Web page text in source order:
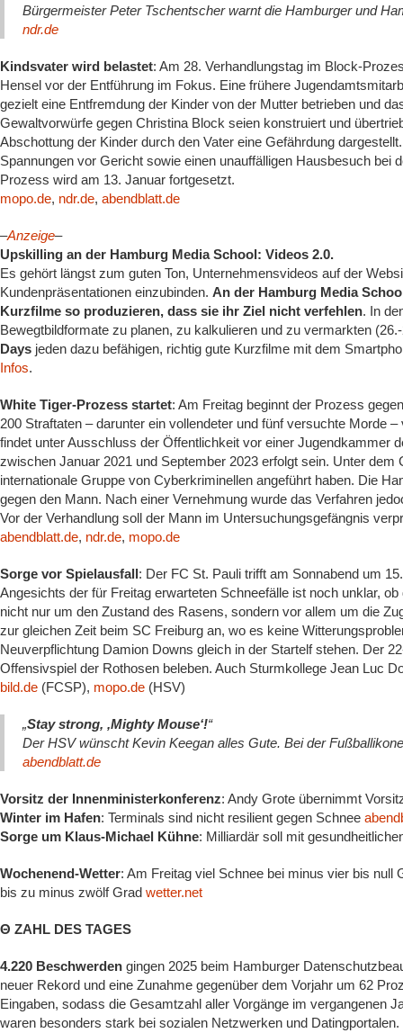
Bürgermeister Peter Tschentscher warnt die Hamburger und
ndr.de
Kindsvater wird belastet: Am 28. Verhandlungstag im Block-
Hensel vor der Entführung im Fokus. Eine frühere
gezielt eine Entfremdung der Kinder von der Mutter betrieben und
Gewaltvorwürfe gegen Christina Block seien konstruiert und
Abschottung der Kinder durch den Vater eine Gefährdung
Spannungen vor Gericht sowie einen unauffälligen Hausbesuch bei
Prozess wird am 13. Januar fortgesetzt.
mopo.de, ndr.de, abendblatt.de
–Anzeige–
Upskilling an der Hamburg Media School: Videos 2.0.
Es gehört längst zum guten Ton, Unternehmensvideos auf der
Kundenpräsentationen einzubinden. An der Hamburg Media
Kurzfilme so produzieren, dass sie ihr Ziel nicht verfehlen. In
Bewegtbildformate zu planen, zu kalkulieren und zu vermarkten
Days jeden dazu befähigen, richtig gute Kurzfilme mit dem
Infos.
White Tiger-Prozess startet: Am Freitag beginnt der Prozess
200 Straftaten – darunter ein vollendeter und fünf versuchte Morde
findet unter Ausschluss der Öffentlichkeit vor einer Jugendkammer
zwischen Januar 2021 und September 2023 erfolgt sein. Unter dem
internationale Gruppe von Cyberkriminellen angeführt haben. Die
gegen den Mann. Nach einer Vernehmung wurde das Verfahren
Vor der Verhandlung soll der Mann im Untersuchungsgefängnis
abendblatt.de, ndr.de, mopo.de
Sorge vor Spielausfall: Der FC St. Pauli trifft am Sonnabend um
Angesichts der für Freitag erwarteten Schneefälle ist noch unklar,
nicht nur um den Zustand des Rasens, sondern vor allem um die
zur gleichen Zeit beim SC Freiburg an, wo es keine
Neuverpflichtung Damion Downs gleich in der Startelf stehen. Der
Offensivspiel der Rothosen beleben. Auch Sturmkollege Jean Luc
bild.de (FCSP), mopo.de (HSV)
„Stay strong, ,Mighty Mouse‘!­“
Der HSV wünscht Kevin Keegan alles Gute. Bei der
abendblatt.de
Vorsitz der Innenministerkonferenz: Andy Grote übernimmt
Winter im Hafen: Terminals sind nicht resilient gegen Schnee
Sorge um Klaus-Michael Kühne: Milliardär soll mit
Wochenend-Wetter: Am Freitag viel Schnee bei minus vier bis null
bis zu minus zwölf Grad wetter.net
Θ ZAHL DES TAGES
4.220 Beschwerden gingen 2025 beim Hamburger
neuer Rekord und eine Zunahme gegenüber dem Vorjahr um 62
Eingaben, sodass die Gesamtzahl aller Vorgänge im vergangenen
waren besonders stark bei sozialen Netzwerken und